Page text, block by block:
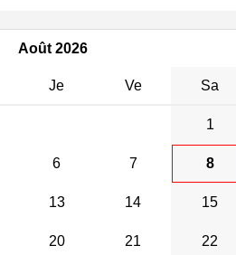
Août 2026
Je Ve Sa
1
6 7 8
13 14 15
20 21 22